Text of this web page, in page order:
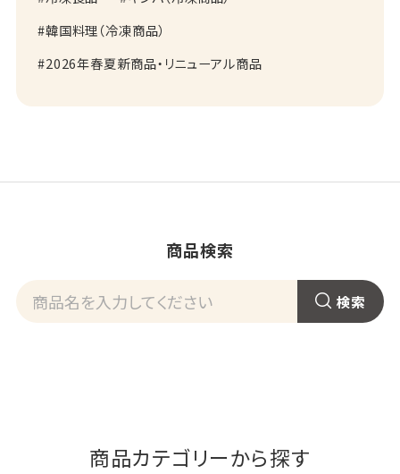
韓国料理（冷凍商品）
2026年春夏新商品・リニューアル商品
商品検索
商品カテゴリーから探す